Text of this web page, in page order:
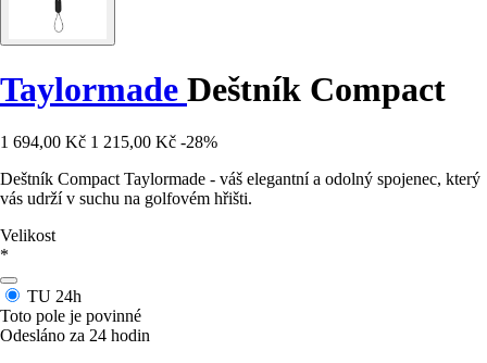
Taylormade Deštník Compact
1 694,00 Kč 1 215,00 Kč -28%
Deštník Compact Taylormade - váš elegantní a odolný spojenec, který
vás udrží v suchu na golfovém hřišti.
Velikost
*
TU 24h
Toto pole je povinné
Odesláno za 24 hodin